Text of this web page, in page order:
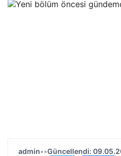
admin••Güncellendi: